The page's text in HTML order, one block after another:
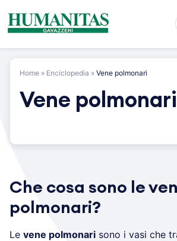
content
Home » Enciclopedia » Vene polmonari
Vene polmonari
Che cosa sono le
polmonari?
Le vene polmonari sono i vasi che